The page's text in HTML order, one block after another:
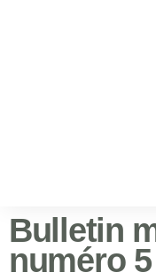
Bulletin
numéro 5